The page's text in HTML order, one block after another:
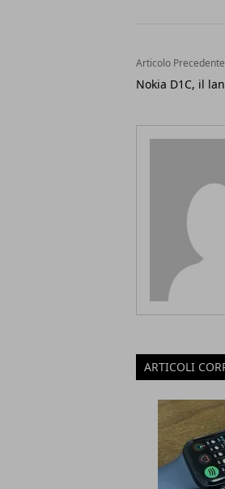
Articolo Precedente
Nokia D1C, il
ARTICOLI